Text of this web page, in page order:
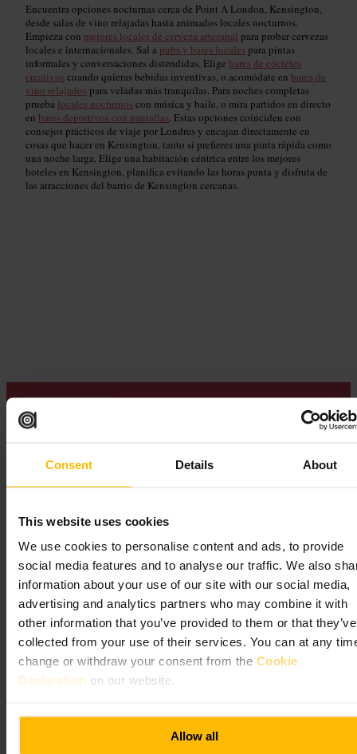
Consent Details About
This website uses cookies
We use cookies to personalise content and ads, to provide
social media features and to analyse our traffic. We also
information about your use of our site with our social media,
advertising and analytics partners who may combine it with
other information that you’ve provided to them or that they’ve
collected from your use of their services. You can at any
change or withdraw your consent from the Cookie
Declaration on our website.
Allow all
Encuentra opciones nocturnas cerca de Point A London, Kensington,
desde salas de vino relajadas hasta animados locales nocturnos.
Empieza con mejores locales de cerveza artesanal para probar cervezas
locales e internacionales. Sal a pubs y bares locales para pintas
informales y conversaciones distendidas. Elige bares de cócteles
creativos cuando quieras bebidas inventivas, o acomódate en bares de
vino relajados para veladas más tranquilas. Para noches completas
prueba locales nocturnos con música y baile, o mira partidos en directo
en bares deportivos con pantallas. Estas opciones coinciden con
consejos prácticos de viaje por Londres y encajan directamente en
cosas que hacer en Kensington, tanto si prefieres una pinta rápida como
una noche larga. Elige una habitación céntrica entre los mejores
hoteles en Kensington, planifica evitando las horas punta y disfruta de
las atracciones del barrio de Kensington cercanas.
Imagen /
Un paso subterráneo peatonal, catalogado como Grade II y
construido en 1885, discurre bajo Exhibition Road, ofreciéndote un
paseo cubierto directo al V&A, al Science Museum y al Natural
Museos y atracciones